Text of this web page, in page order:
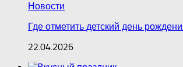
Новости
Где отметить детский день
22.04.2026